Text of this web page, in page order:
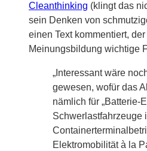
Cleanthinking (klingt das
sein Denken von
einen Text kommentiert,
Meinungsbildung wichtige
„Interessant wäre
gewesen, wofür das
nämlich für „Batterie-
Schwerlastfahrzeuge
Elektromobilität à la